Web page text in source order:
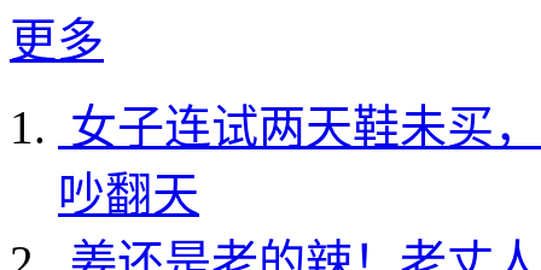
更多
女子连试两天鞋未买
吵翻天